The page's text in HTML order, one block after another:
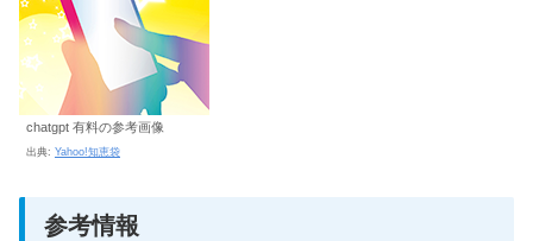
chatgpt 有料の参考画像
出典: Yahoo!知恵袋
参考情報